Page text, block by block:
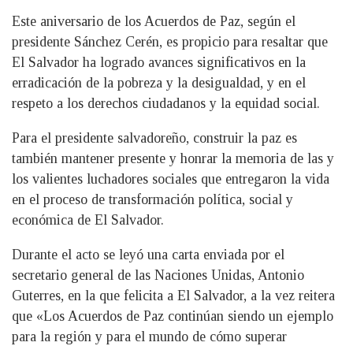
Este aniversario de los Acuerdos de Paz, según el
presidente Sánchez Cerén, es propicio para resaltar que
El Salvador ha logrado avances significativos en la
erradicación de la pobreza y la desigualdad, y en el
respeto a los derechos ciudadanos y la equidad social.
Para el presidente salvadoreño, construir la paz es
también mantener presente y honrar la memoria de las y
los valientes luchadores sociales que entregaron la vida
en el proceso de transformación política, social y
económica de El Salvador.
Durante el acto se leyó una carta enviada por el
secretario general de las Naciones Unidas, Antonio
Guterres, en la que felicita a El Salvador, a la vez reitera
que «Los Acuerdos de Paz continúan siendo un ejemplo
para la región y para el mundo de cómo superar